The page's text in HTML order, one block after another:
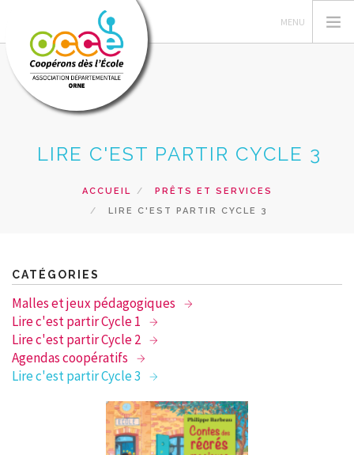
GERER SA COOPERATIVE
ACTIONS PÉDAGOGIQUES
PRETS ET SERVICES
RECHERCHER
CONTACT
LIRE C'EST PARTIR CYCLE 3
ACCUEIL
PRÊTS ET SERVICES
LIRE C'EST PARTIR CYCLE 3
CATÉGORIES
Malles et jeux pédagogiques
Lire c'est partir Cycle 1
Lire c'est partir Cycle 2
Agendas coopératifs
Lire c'est partir Cycle 3